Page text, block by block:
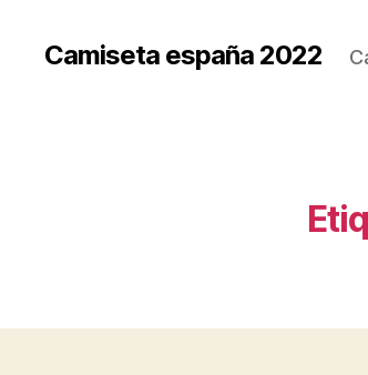
Camiseta españa 2022